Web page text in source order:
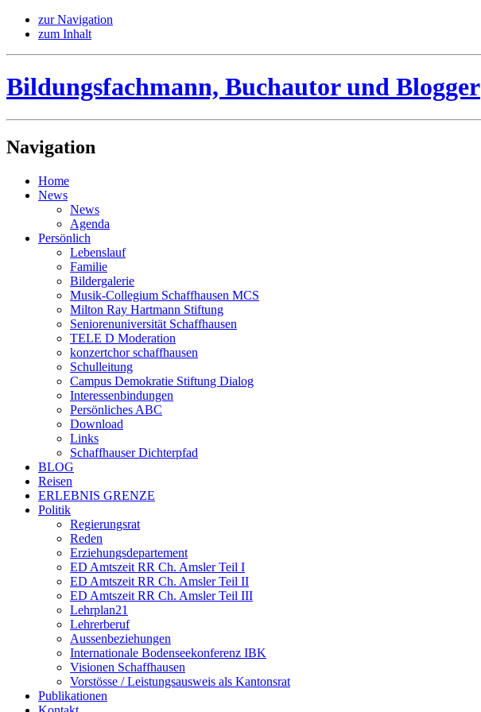
zur Navigation
zum Inhalt
Bildungsfachmann, Buchautor und Blogger
Navigation
Home
News
News
Agenda
Persönlich
Lebenslauf
Familie
Bildergalerie
Musik-Collegium Schaffhausen MCS
Milton Ray Hartmann Stiftung
Seniorenuniversität Schaffhausen
TELE D Moderation
konzertchor schaffhausen
Schulleitung
Campus Demokratie Stiftung Dialog
Interessenbindungen
Persönliches ABC
Download
Links
Schaffhauser Dichterpfad
BLOG
Reisen
ERLEBNIS GRENZE
Politik
Regierungsrat
Reden
Erziehungsdepartement
ED Amtszeit RR Ch. Amsler Teil I
ED Amtszeit RR Ch. Amsler Teil II
ED Amtszeit RR Ch. Amsler Teil III
Lehrplan21
Lehrerberuf
Aussenbeziehungen
Internationale Bodenseekonferenz IBK
Visionen Schaffhausen
Vorstösse / Leistungsausweis als Kantonsrat
Publikationen